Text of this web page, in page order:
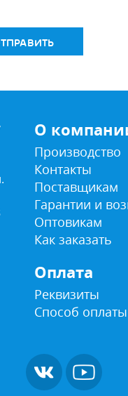
О
Производство
Контакты
Поставщикам
Гарантии и
Оптовикам
Как заказать
Оплата
Реквизиты
Способ оплаты